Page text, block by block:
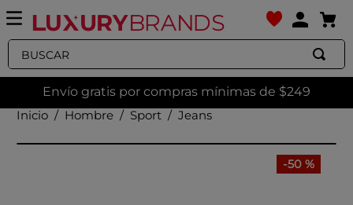
Buscar
Envío gratis por compras mínimas de $249
Hombre
Sport Jeans
-50 %